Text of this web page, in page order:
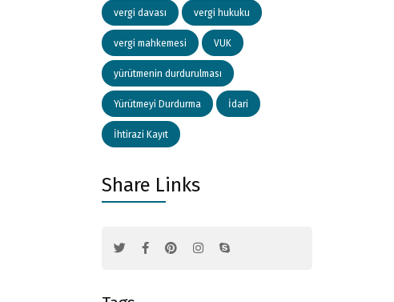
vergi davası vergi hukuku
vergi mahkemesi VUK
yürütmenin durdurulması
Yürütmeyi Durdurma İdari
İhtirazi Kayıt
Share Links